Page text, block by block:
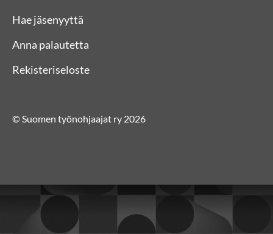
Hae jäsenyyttä
Anna palautetta
Rekisteriseloste
© Suomen työnohjaajat ry 2026